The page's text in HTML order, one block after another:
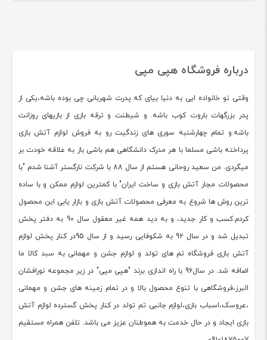
درباره فروشگاه هپی مپی
وقتی تو خانواده ایی به دنیا بیای که پدرت شهربانی چی بوده باشه،یکی از
پدر بزرگهات باروت کوب باشه. و شیطنت و ترقه بازی از بازیهای روزانت
باشه.و تمام چهارشنبه سوری های زندگیت رو به فروش لوازم آتش بازی
پرداخته باشی مسلما با هر مدرک دانشگاهی هم باشی باز به علاقه خودت بر
میگردی. من سعید روحانی هستم از سال 88 با شرکت نارگستر آشنا شدم "با
محصولات مجار آتش بازی و ساخت ایران" با کمترین لوازم ممکن و با ساده
ترین روش ها شروع به معرفی محصولات آتش بازی و بازار یابی این محصول
کردم.کسب و کار جدید، و به دید همه غیر معقول سال 90 به دفتر پخش
تبدیل شد و در سال 92 به شکوفایی رسید و از سال 95در کنار پخش لوازم
آتش بازی فروشگاه تم های تولد و لوازم جشن و مهمانی به سبد کالا ما
اضافه شد. در سال96 با راه اندازی برند "هپی مپی" در زیر مجموعه نورافشان
البرز،فروشگاهی با تنوع محصول بالا و در تمام زمینه های جشن و مهمانی
،عروسک،اسباب بازی،لوازم جانبی تم تولد در کنار پخش گسترده لوازم آتش
بازی ایجاد و در حال خدمت به هموطنان عزیز می باشد. تلفن همراه مستقیم